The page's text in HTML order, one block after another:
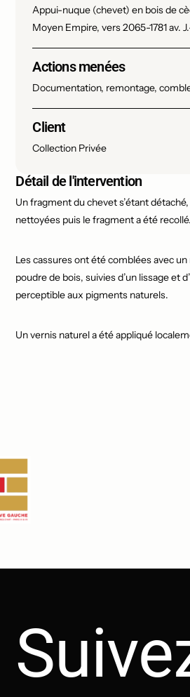
Appui-nuque (chevet) en bois de
Moyen Empire, vers 2065-1781 av.
Actions menées
Documentation, remontage,
Client
Collection Privée
Détail de l'intervention
Un fragment du chevet s’étant
nettoyées puis le fragment a été recollé.
Les cassures ont été comblées avec
poudre de bois, suivies d’un lissage et
perceptible aux pigments naturels.
Un vernis naturel a été appliqué